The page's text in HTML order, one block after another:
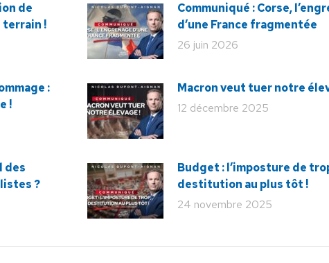
de
terrain !
Communiqué : Corse,
d’une France fragmentée
26 juin 2026
:
!
Macron veut tuer notre
12 décembre 2025
des
?
Budget : l’imposture de
destitution au plus tôt !
24 novembre 2025